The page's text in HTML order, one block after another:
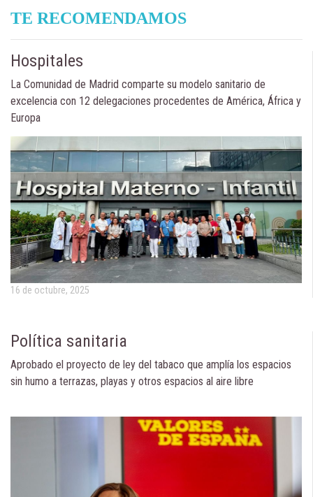
TE RECOMENDAMOS
Hospitales
La Comunidad de Madrid comparte su modelo sanitario de
excelencia con 12 delegaciones procedentes de América, África y
Europa
16 de octubre, 2025
Política sanitaria
Aprobado el proyecto de ley del tabaco que amplía los espacios
sin humo a terrazas, playas y otros espacios al aire libre